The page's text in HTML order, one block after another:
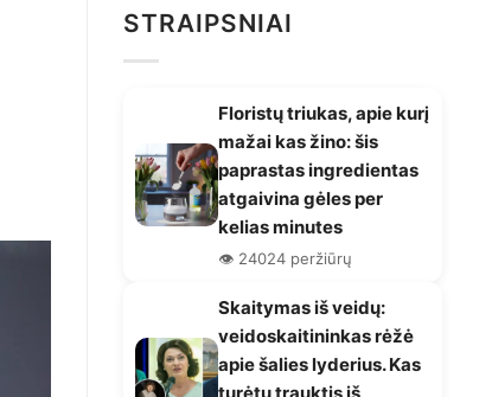
STRAIPSNIAI
Floristų triukas, apie kurį
mažai kas žino: šis
paprastas ingredientas
atgaivina gėles per
kelias minutes
👁️ 24024 peržiūrų
Skaitymas iš veidų:
veidoskaitininkas rėžė
apie šalies lyderius. Kas
turėtų trauktis iš